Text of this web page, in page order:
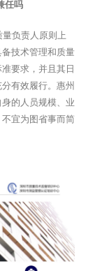
任吗
负责人原则上
技术管理和质量
要求，并且其日
有效履行。惠州
的人员规模、业
宜为图省事而简